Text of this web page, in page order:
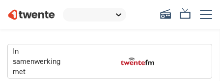
In
samenwerking
met